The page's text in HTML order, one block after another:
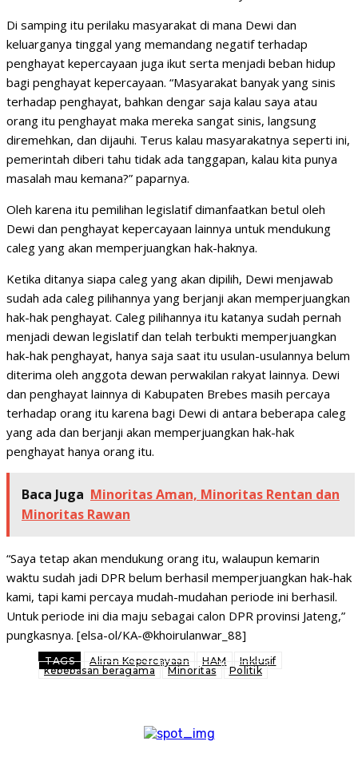
Di samping itu perilaku masyarakat di mana Dewi dan
keluarganya tinggal yang memandang negatif terhadap
penghayat kepercayaan juga ikut serta menjadi beban hidup
bagi penghayat kepercayaan. “Masyarakat banyak yang sinis
terhadap penghayat, bahkan dengar saja kalau saya atau
orang itu penghayat maka mereka sangat sinis, langsung
diremehkan, dan dijauhi. Terus kalau masyarakatnya seperti ini,
pemerintah diberi tahu tidak ada tanggapan, kalau kita punya
masalah mau kemana?” paparnya.
Oleh karena itu pemilihan legislatif dimanfaatkan betul oleh
Dewi dan penghayat kepercayaan lainnya untuk mendukung
caleg yang akan memperjuangkan hak-haknya.
Ketika ditanya siapa caleg yang akan dipilih, Dewi menjawab
sudah ada caleg pilihannya yang berjanji akan memperjuangkan
hak-hak penghayat. Caleg pilihannya itu katanya sudah pernah
menjadi dewan legislatif dan telah terbukti memperjuangkan
hak-hak penghayat, hanya saja saat itu usulan-usulannya belum
diterima oleh anggota dewan perwakilan rakyat lainnya. Dewi
dan penghayat lainnya di Kabupaten Brebes masih percaya
terhadap orang itu karena bagi Dewi di antara beberapa caleg
yang ada dan berjanji akan memperjuangkan hak-hak
penghayat hanya orang itu.
Baca Juga Minoritas Aman, Minoritas Rentan dan
Minoritas Rawan
“Saya tetap akan mendukung orang itu, walaupun kemarin
waktu sudah jadi DPR belum berhasil memperjuangkan hak-hak
kami, tapi kami percaya mudah-mudahan periode ini berhasil.
Untuk periode ini dia maju sebagai calon DPR provinsi Jateng,”
pungkasnya. [elsa-ol/KA-@khoirulanwar_88]
TAGS Aliran Kepercayaan HAM
Inklusif
kebebasan beragama
Minoritas Politik